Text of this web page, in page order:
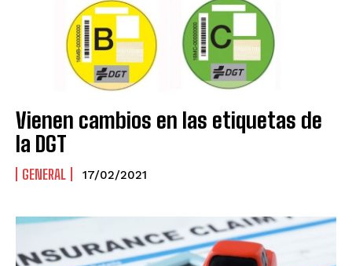
Vienen cambios en las etiquetas de
la DGT
GENERAL 17/02/2021